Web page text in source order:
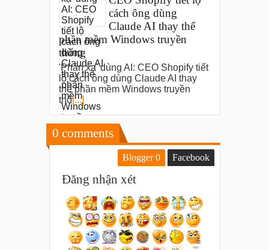
cách ông dùng
Claude AI thay thế
phần mềm Windows truyền
thống
'Phản xạ' dùng AI: CEO Shopify tiết
lộ cách ông dùng Claude AI thay
thế phần mềm Windows truyền
thố[...]
0 comments
Blogger0 Facebook
Đăng nhận xét